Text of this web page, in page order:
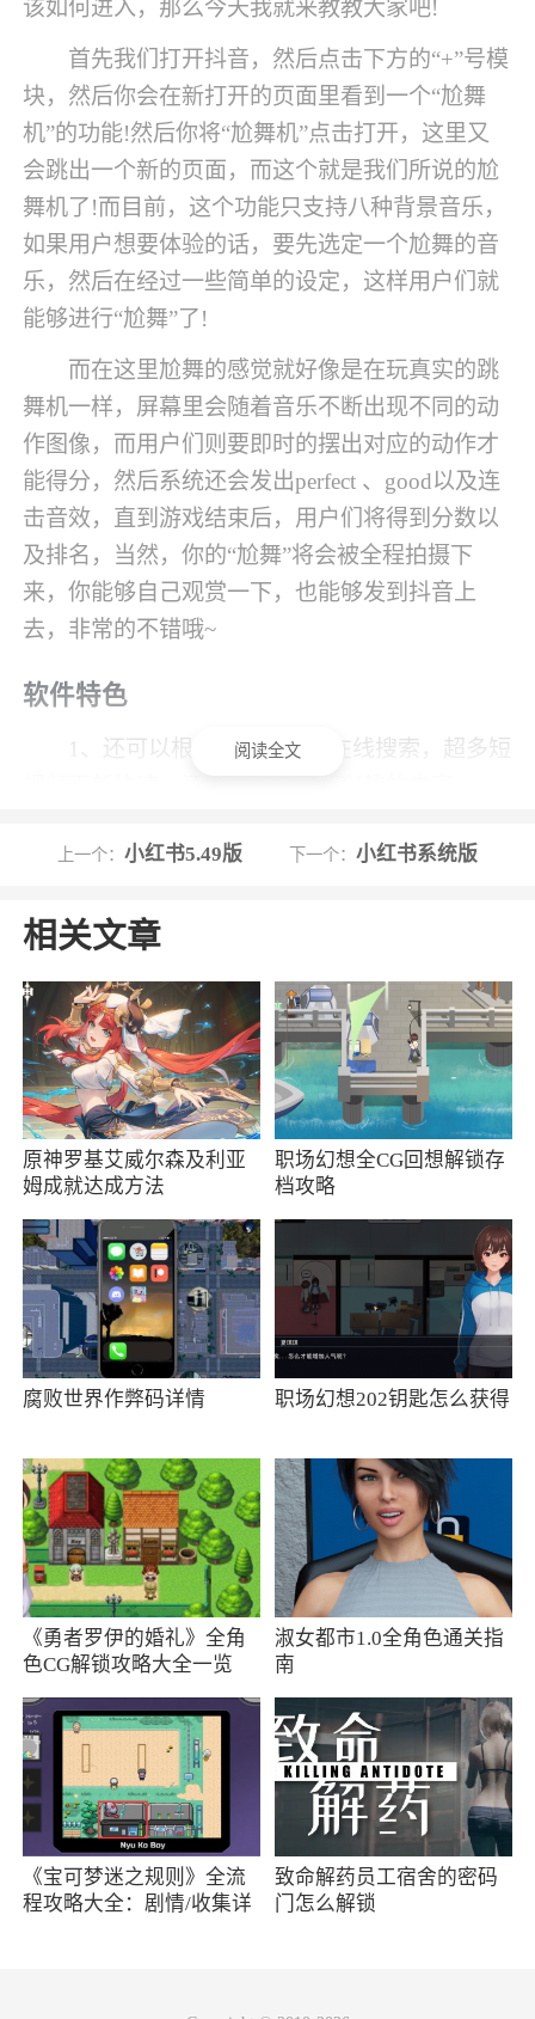
该如何进入，那么今天我就来教教大家吧!
首先我们打开抖音，然后点击下方的“+”号模
块，然后你会在新打开的页面里看到一个“尬舞
机”的功能!然后你将“尬舞机”点击打开，这里又
会跳出一个新的页面，而这个就是我们所说的尬
舞机了!而目前，这个功能只支持八种背景音乐，
如果用户想要体验的话，要先选定一个尬舞的音
乐，然后在经过一些简单的设定，这样用户们就
能够进行“尬舞”了!
而在这里尬舞的感觉就好像是在玩真实的跳
舞机一样，屏幕里会随着音乐不断出现不同的动
作图像，而用户们则要即时的摆出对应的动作才
能得分，然后系统还会发出perfect 、good以及连
击音效，直到游戏结束后，用户们将得到分数以
及排名，当然，你的“尬舞”将会被全程拍摄下
来，你能够自己观赏一下，也能够发到抖音上
去，非常的不错哦~
软件特色
1、还可以根据大家的需求在线搜索，超多短
2、让您在观看视频的同时留言，及时分享更
3、内置最潮流的音乐、舞蹈秀等，更有很多
4、人人上热门，不拼颜值拼创意！上亿次曝
光，下一个网红就是你
小编评价
1、抖音是一款手机抖音短视频软件，APP保
视频直播等功能，界面清爽，玩法丰富，赶快嗨
起来吧
2、抖音app是一款最近由抖音平台向大家推
出的云游戏服务软件，每个用户可以在关注短视
频界面的时候，直接进入到里面体验到游戏互
啦，非常的简单，能在这里体验到各种类型的休
闲小游戏，非常适合玩小游戏的用户们来体验哦
3、抖音拥有更加快速极速的操作页面整个画
面都经过全方面的优化精简，给每个用户带来更
好的体验，在软件播放的页面中你可以进行全屏
观看，而在右侧拥有点赞、评论、转发等选项，
只有当你点开评论后才能看到其中的内容不会出
现评论挡视频的情况
4、抖音一个集娱乐、游戏于一体的社交媒体
平台，在这里，任何人都可以成为创作者，无需
做人设包装，展示真实的自我就好，你的想法就
是这么奇特！你可以随时使用它来制作和分享业
阅读全文
上一个：小红书5.49版 下一个： 小红书系统版
相关文章
原神罗基艾威尔森及利亚
姆成就达成方法
职场幻想全CG回想解锁存
档攻略
腐败世界作弊码详情 职场幻想202钥匙怎么获得
《勇者罗伊的婚礼》全角
色CG解锁攻略大全一览
淑女都市1.0全角色通关指
南
《宝可梦迷之规则》全流
程攻略大全：剧情/收集详
致命解药员工宿舍的密码
门怎么解锁